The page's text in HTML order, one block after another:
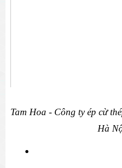
Tam Hoa - Công ty ép cừ
Hà